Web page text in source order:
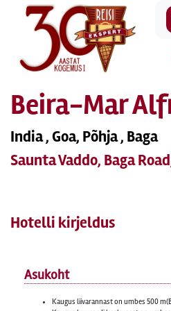
Beira-Mar
India , Goa, Põhja , Baga
Saunta Vaddo, Baga
Hotelli kirjeldus
Asukoht
Kaugus liivarannast on umbes 500